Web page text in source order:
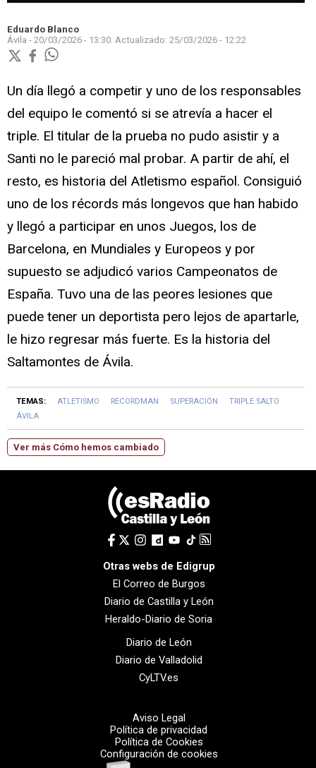
Eduardo Blanco
Ávila - 20/03/2026 - 13:30. Actualizado: 25/03/2026 - 12:22
Un día llegó a competir y uno de los responsables
del equipo le comentó si se atrevía a hacer el
triple. El titular de la prueba no pudo asistir y a
Santi no le pareció mal probar. A partir de ahí, el
resto, es historia del Atletismo español. Consiguió
uno de los récords más longevos que han habido
y llegó a participar en unos Juegos, los de
Barcelona, en Mundiales y Europeos y por
supuesto se adjudicó varios Campeonatos de
España. Tuvo una de las peores lesiones que
puede tener un deportista pero lejos de apartarle,
le hizo regresar más fuerte. Es la historia del
Saltamontes de Ávila.
TEMAS: ATLETISMO RECORDMAN SUPERACIÓN
TRIPLE SALTO
ÁVILA
Ver más Cómo hemos cambiado
Otras webs de Edigrup
El Correo de Burgos
Diario de Castilla y León
Heraldo-Diario de Soria
Diario de León
Diario de Valladolid
CyLTV.es
Aviso Legal
Política de privacidad
Política de Cookies
Configuración de cookies